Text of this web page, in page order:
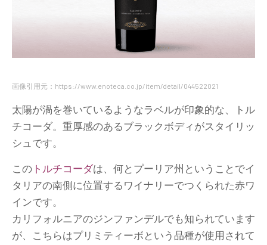
画像引用元：https://www.enoteca.co.jp/item/detail/044522021
太陽が渦を巻いているようなラベルが印象的な、トル
チコーダ。重厚感のあるブラックボディがスタイリッ
シュです。
この トルチコーダは、何とプーリア州ということでイ
タリアの南側に位置するワイナリーでつくられた赤ワ
インです。
カリフォルニアのジンファンデルでも知られています
が、こちらはプリミティーボという品種が使用されて